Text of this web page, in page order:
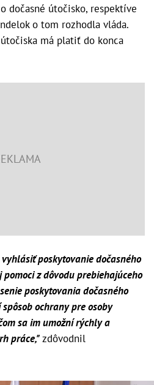
dočasné útočisko, respektíve
o tom rozhodla vláda.
má platiť do konca
poskytovanie dočasného
z dôvodu prebiehajúceho
poskytovania dočasného
ochrany pre osoby
sa im umožní rýchly a
práce,"zdôvodnil